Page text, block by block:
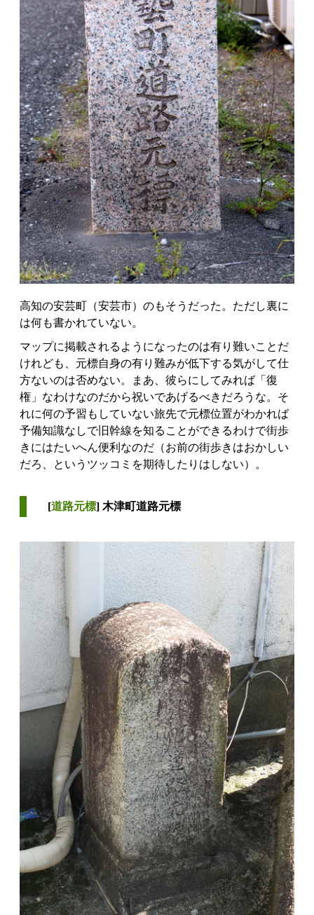
高知の安芸町（安芸市）のもそうだった。ただし裏に
は何も書かれていない。
マップに掲載されるようになったのは有り難いことだ
けれども、元標自身の有り難みが低下する気がして仕
方ないのは否めない。まあ、彼らにしてみれば「復
権」なわけなのだから祝いであげるべきだろうな。そ
れに何の予習もしていない旅先で元標位置がわかれば
予備知識なしで旧幹線を知ることができるわけで街歩
きにはたいへん便利なのだ（お前の街歩きはおかしい
だろ、というツッコミを期待したりはしない）。
[道路元標] 木津町道路元標